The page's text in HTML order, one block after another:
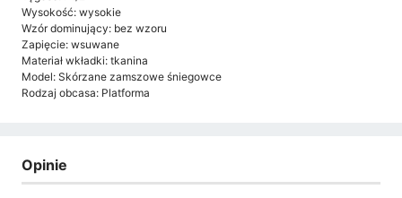
Wysokość: wysokie
Wzór dominujący: bez wzoru
Zapięcie: wsuwane
Materiał wkładki: tkanina
Model: Skórzane zamszowe śniegowce
Rodzaj obcasa: Platforma
Opinie